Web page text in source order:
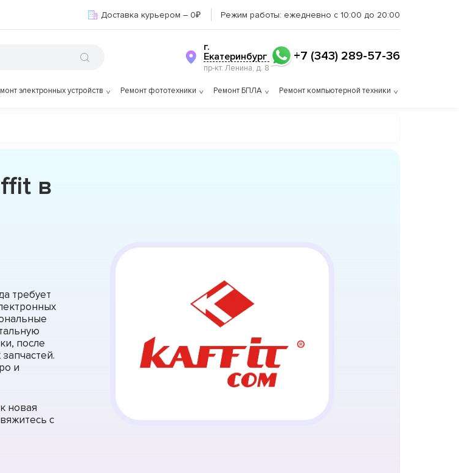
Доставка курьером – 0₽ Режим работы: ежедневно с 10:00 до 20:00
г.
Екатеринбург
пр-кт. Ленина, д. 8
+7 (343) 289-57-36
электронных устройств Ремонт фототехники Ремонт БПЛА Ремонт компьютерной техники
в
требует
после
и
новая
с